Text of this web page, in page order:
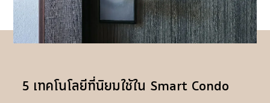
5 เทคโนโลยีที่นิยมใช้ใน Smart Condo